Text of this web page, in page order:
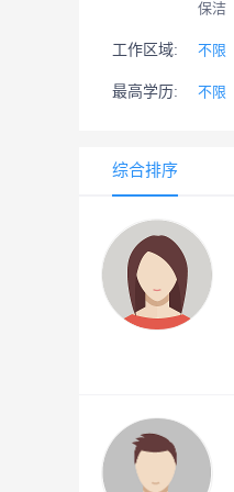
保洁
工作区域: 不限
最高学历: 不限
综合排序